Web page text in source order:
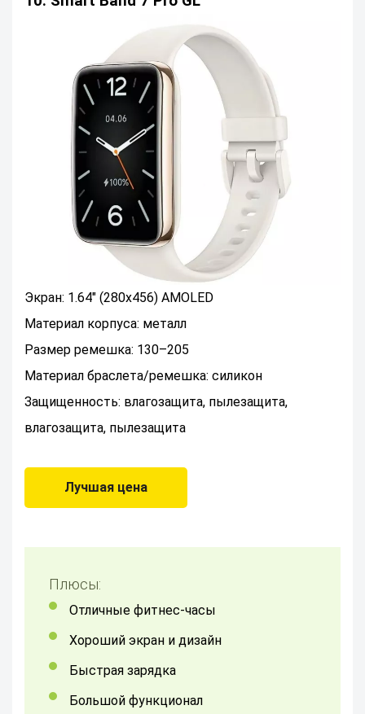
Экран: 1.64" (280x456) AMOLED
Материал корпуса: металл
Размер ремешка: 130–205
Материал браслета/ремешка: силикон
Защищенность: влагозащита, пылезащита,
влагозащита, пылезащита
Лучшая цена
Плюсы:
отличные фитнес-часы
хороший экран и дизайн
быстрая зарядка
большой функционал